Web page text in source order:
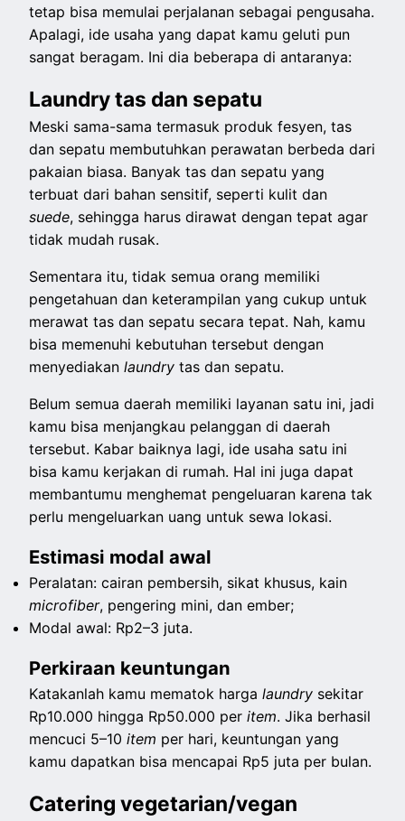
tetap bisa memulai perjalanan sebagai pengusaha.
Apalagi, ide usaha yang dapat kamu geluti pun
sangat beragam. Ini dia beberapa di antaranya:
Laundry tas dan sepatu
Meski sama-sama termasuk produk fesyen, tas
dan sepatu membutuhkan perawatan berbeda dari
pakaian biasa. Banyak tas dan sepatu yang
terbuat dari bahan sensitif, seperti kulit dan
suede, sehingga harus dirawat dengan tepat agar
tidak mudah rusak.
Sementara itu, tidak semua orang memiliki
pengetahuan dan keterampilan yang cukup untuk
merawat tas dan sepatu secara tepat. Nah, kamu
bisa memenuhi kebutuhan tersebut dengan
menyediakanlaundrytas dan sepatu.
Belum semua daerah memiliki layanan satu ini, jadi
kamu bisa menjangkau pelanggan di daerah
tersebut. Kabar baiknya lagi, ide usaha satu ini
bisa kamu kerjakan di rumah. Hal ini juga dapat
membantumu menghemat pengeluaran karena tak
perlu mengeluarkan uang untuk sewa lokasi.
Estimasi modal awal
Peralatan: cairan pembersih, sikat khusus, kain
microfiber, pengering mini, dan ember;
Modal awal: Rp2–3 juta.
Perkiraan keuntungan
Katakanlah kamu mematok hargalaundry sekitar
Rp10.000 hingga Rp50.000 peritem. Jika berhasil
mencuci 5–10item per hari, keuntungan yang
kamu dapatkan bisa mencapai Rp5 juta per bulan.
Catering vegetarian/vegan